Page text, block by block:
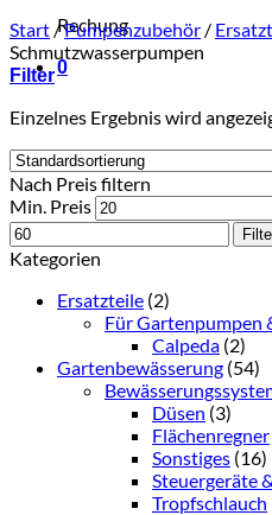
Rechung
0
Start /Pumpenzubehör /
Schmutzwasserpumpen
Filter
Einzelnes Ergebnis wird
Nach Preis filtern
Min. Preis
Kategorien
Ersatzteile (2)
Für Gartenpumpen
Calpeda (2)
Gartenbewässerung (54)
Düsen (3)
Flächenregner
Sonstiges (16)
Steuergeräte
Tropfschlauch